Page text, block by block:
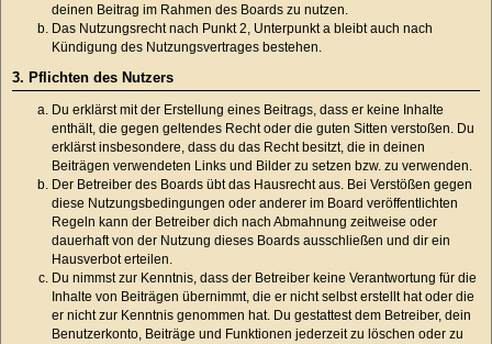
deinen Beitrag im Rahmen des Boards zu nutzen.
Das Nutzungsrecht nach Punkt 2, Unterpunkt a bleibt auch nach
Kündigung des Nutzungsvertrages bestehen.
3. Pflichten des Nutzers
Du erklärst mit der Erstellung eines Beitrags, dass er keine Inhalte
enthält, die gegen geltendes Recht oder die guten Sitten verstoßen. Du
erklärst insbesondere, dass du das Recht besitzt, die in deinen
Beiträgen verwendeten Links und Bilder zu setzen bzw. zu verwenden.
Der Betreiber des Boards übt das Hausrecht aus. Bei Verstößen gegen
diese Nutzungsbedingungen oder anderer im Board veröffentlichten
Regeln kann der Betreiber dich nach Abmahnung zeitweise oder
dauerhaft von der Nutzung dieses Boards ausschließen und dir ein
Hausverbot erteilen.
Du nimmst zur Kenntnis, dass der Betreiber keine Verantwortung für die
Inhalte von Beiträgen übernimmt, die er nicht selbst erstellt hat oder die
er nicht zur Kenntnis genommen hat. Du gestattest dem Betreiber, dein
Benutzerkonto, Beiträge und Funktionen jederzeit zu löschen oder zu